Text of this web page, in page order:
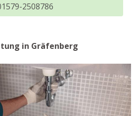
2508786
in Gräfenberg